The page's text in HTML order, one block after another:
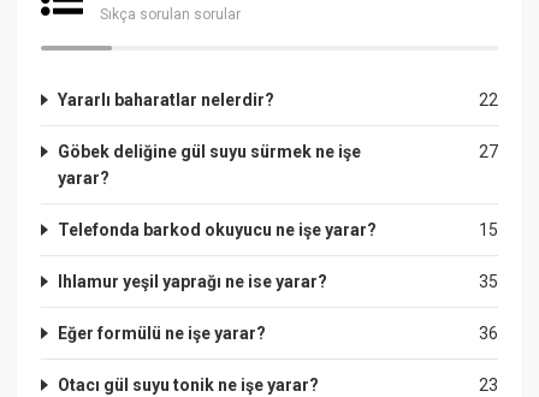
Sıkça sorulan sorular
22
Yararlı baharatlar nelerdir?
27
Göbek deliğine gül suyu sürmek ne işe
yarar?
15
Telefonda barkod okuyucu ne işe yarar?
35
Ihlamur yeşil yaprağı ne ise yarar?
36
Eğer formülü ne işe yarar?
23
Otacı gül suyu tonik ne işe yarar?